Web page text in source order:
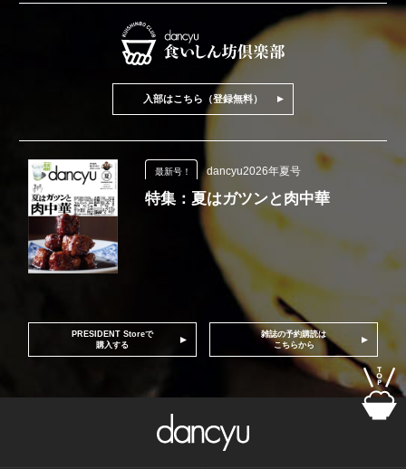
入部はこちら（登録無料）
最新号！ dancyu2026年夏号
特集：夏はガツンと肉中華
PRESIDENT Storeで
購入する
雑誌の予約購読は
こちらから